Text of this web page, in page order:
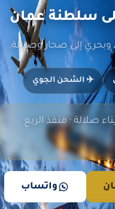
سلطنة عمان
وبحري إلى صحار وصلالة.
✈️ الشحن الجوي
صلالة · منفذ الربع
واتساب